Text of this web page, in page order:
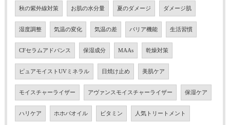
秋の紫外線対策 お肌の水分量 夏のダメージ ダメージ肌
湿度調整 気温の変化 気温の差 バリア機能 生活習慣
CFセラムアドバンス 保湿成分 MAAs 乾燥対策
ピュアモイストUVミネラル 日焼け止め 美肌ケア
モイスチャーライザー アヴァンスモイスチャーライザー 保湿ケア
ハリケア ホホバオイル ビタミン 人気トリートメント